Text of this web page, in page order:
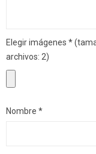
Elegir imágenes *
archivos: 2)
Nombre *